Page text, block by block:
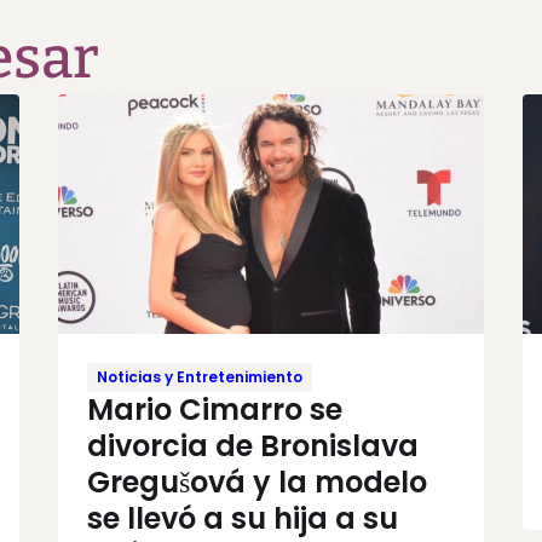
Noticias y Entretenimiento
Mario Cimarro se
divorcia de Bronislava
Gregušová y la modelo
se llevó a su hija a su